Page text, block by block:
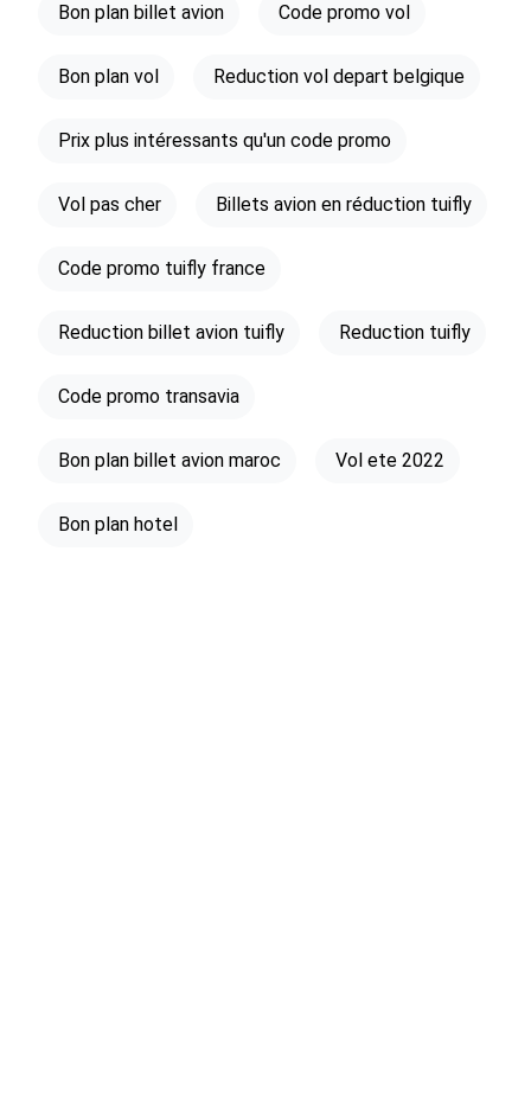
Bon plan billet avion Code promo vol
Bon plan vol Reduction vol depart belgique
Prix plus intéressants qu'un code promo
Vol pas cher Billets avion en réduction tuifly
Code promo tuifly france
Reduction billet avion tuifly Reduction tuifly
Code promo transavia
Bon plan billet avion maroc Vol ete 2022
Bon plan hotel